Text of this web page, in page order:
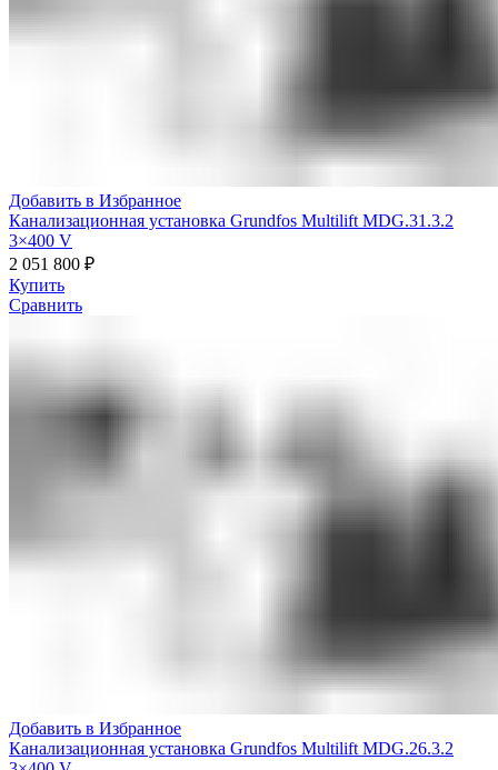
Добавить в Избранное
Канализационная установка Grundfos Multilift MDG.31.3.2
3×400 V
2 051 800 ₽
Купить
Сравнить
Добавить в Избранное
Канализационная установка Grundfos Multilift MDG.26.3.2